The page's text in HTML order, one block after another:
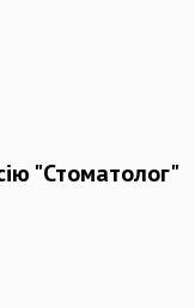
"Стоматолог"